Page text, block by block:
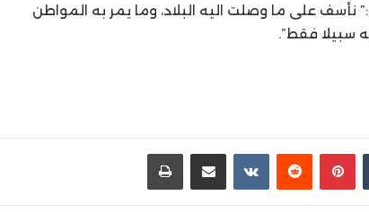
نأسف على ما وصلت اليه البلاد، وما يمر به المواطن
سبيلا فقط”.
بينتيريست مشاركة عبر البريد طباعة